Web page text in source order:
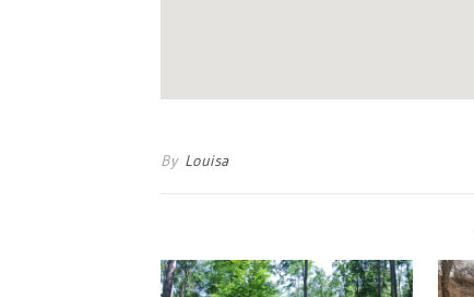
By Louisa